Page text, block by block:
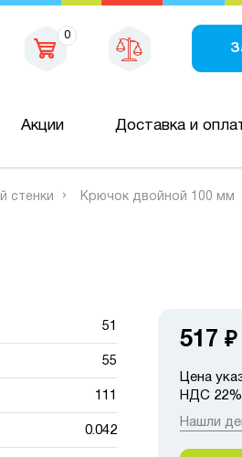
0
Акции Доставка и
стенки Крючок двойной 100 мм
51
55
111
0.042
517 ₽
Цена
НДС 22%
Нашли